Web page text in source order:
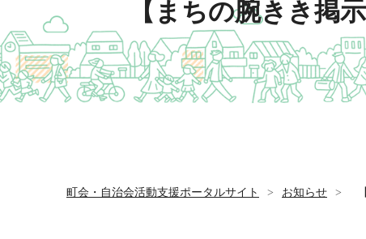
【まちの腕きき掲
町会・自治会活動支援ポータルサイト > お知らせ >